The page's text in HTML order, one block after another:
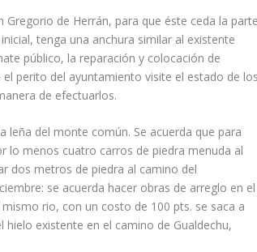
de Herrán, para que éste ceda la parte
tenga una anchura similar al existente
público, la reparación y colocación de
perito del ayuntamiento visite el estado de los
de efectuarlos.
leña del monte común. Se acuerda que para
lo menos cuatro carros de piedra menuda al
dos metros de piedra al camino del
se acuerda hacer obras de arreglo en el
rio, con un costo de 100 pts. se saca a
hielo existente en el camino de Gualdechu,